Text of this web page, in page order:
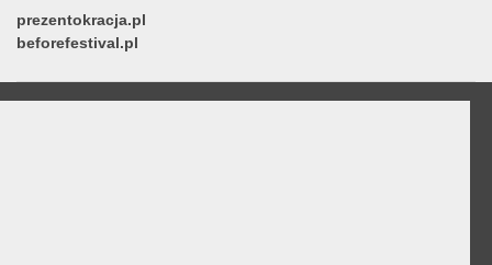
prezentokracja.pl
beforefestival.pl